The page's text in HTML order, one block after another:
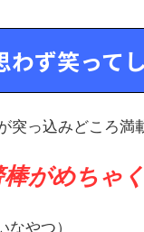
わず笑って
突っ込みどころ満
棒がめちゃ
やつ）